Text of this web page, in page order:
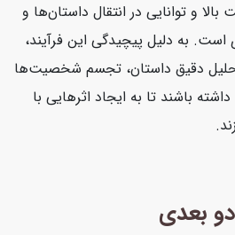
و توانایی در انتقال داستان‌ها و
به دلیل پیچیدگی این فرآیند،
دقیق داستان، تجسم شخصیت‌ها
باشند تا به ایجاد اثرهایی با
بعدی